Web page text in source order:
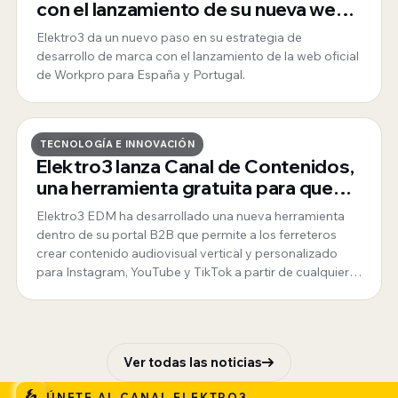
con el lanzamiento de su nueva web
oficial para España y Portugal
Elektro3 da un nuevo paso en su estrategia de
desarrollo de marca con el lanzamiento de la web oficial
de Workpro para España y Portugal.
TECNOLOGÍA E INNOVACIÓN
29 · ABRIL · 2026
Elektro3 lanza Canal de Contenidos,
una herramienta gratuita para que
sus clientes generen vídeos y
carruseles para redes sociales
Elektro3 EDM ha desarrollado una nueva herramienta
dentro de su portal B2B que permite a los ferreteros
crear contenido audiovisual vertical y personalizado
para Instagram, YouTube y TikTok a partir de cualquier
Ver todas las noticias